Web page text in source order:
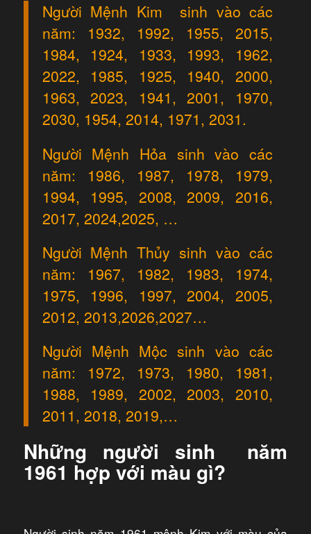
Người Mệnh Kim sinh vào các
năm: 1932, 1992, 1955, 2015,
1984, 1924, 1933, 1993, 1962,
2022, 1985, 1925, 1940, 2000,
1963, 2023, 1941, 2001, 1970,
2030, 1954, 2014, 1971, 2031.
Người Mệnh Hỏa sinh vào các
năm: 1986, 1987, 1978, 1979,
1994, 1995, 2008, 2009, 2016,
2017, 2024,2025, …
Người Mệnh Thủy sinh vào các
năm: 1967, 1982, 1983, 1974,
1975, 1996, 1997, 2004, 2005,
2012, 2013,2026,2027…
Người Mệnh Mộc sinh vào các
năm: 1972, 1973, 1980, 1981,
1988, 1989, 2002, 2003, 2010,
2011, 2018, 2019,…
Những người sinh năm
1961 hợp với màu gì?